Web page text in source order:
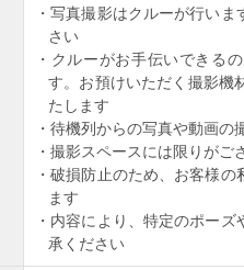
写真撮影はクルーが行いま
さい
クルーがお手伝いできる
す。お預けいただく撮影機
たします
待機列からの写真や動画の
撮影スペースには限りがご
破損防止のため、お客様の
ます
内容により、特定のポーズ
承ください